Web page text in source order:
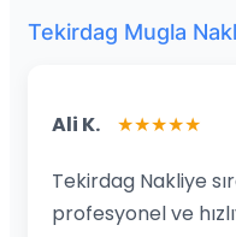
Tekirdag Mugla
Ali K. ★★★★★
Tekirdag Nakliye
profesyonel ve